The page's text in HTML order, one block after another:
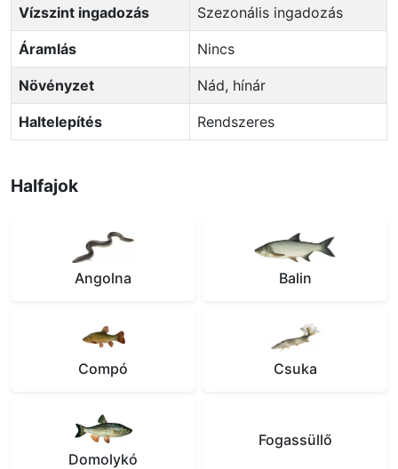
Vízszint ingadozás Szezonális ingadozás
Áramlás Nincs
Növényzet Nád, hínár
Haltelepítés Rendszeres
Halfajok
Angolna Balin
Compó Csuka
Domolykó
Fogassüllő